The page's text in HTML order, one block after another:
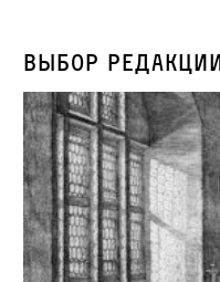
Выбор